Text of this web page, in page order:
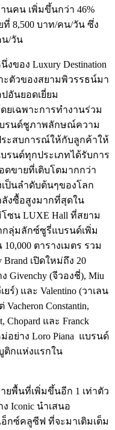
านคน เพิ่มขึ้นกว่า 46%
ที่ 8,500 บาท/คน/วัน ซึ่ง
น/วัน
ของ Luxury Destination
ะตัวของสยามพิวรรธน์มา
อันยอดเยี่ยม
ดยเฉพาะการทำงานร่วม
บรนด์ชูภาพลักษณ์ความ
ะสบการณ์ให้กับลูกค้าให้
รนด์ทุกประเภทได้รับการ
ดขายที่เติบโตมากกว่า
เป็นลำดับต้นๆของโลก
งซื้อสูงมากที่สุดใน
ซน LUXE Hall ที่สยาม
ลุ่มลักซ์ซูรี่แบรนด์เพิ่ม
ตารางเมตร รวม
Brand เปิดใหม่ถึง 20
(จีวองชี่), Miu
ร์) และ Valentino (วาเลน
Constantin,
Chopard และ Franck
อย่าง Loro Piana แบรนด์
ติกแห่งแรกใน
ยพื้นที่เพิ่มขึ้นอีก 1 เท่าตัว
Iconic นำเสนอ
กซ์คลูซีฟ ที่จะมาเติมเต็ม